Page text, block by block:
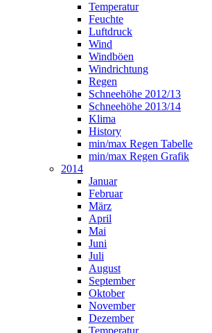
Temperatur
Feuchte
Luftdruck
Wind
Windböen
Windrichtung
Regen
Schneehöhe 2012/13
Schneehöhe 2013/14
Klima
History
min/max Regen Tabelle
min/max Regen Grafik
2014
Januar
Februar
März
April
Mai
Juni
Juli
August
September
Oktober
November
Dezember
Temperatur